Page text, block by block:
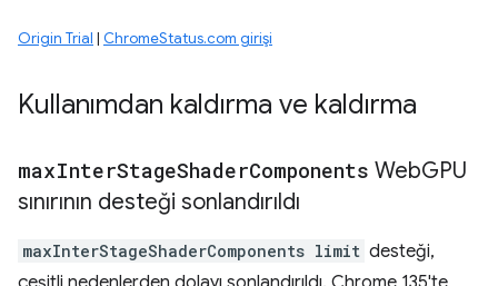
Origin Trial | ChromeStatus.com girişi
Kullanımdan kaldırma ve kaldırma
maxInterStageShaderComponents WebGPU
sınırının desteği sonlandırıldı
maxInterStageShaderComponents limit desteği,